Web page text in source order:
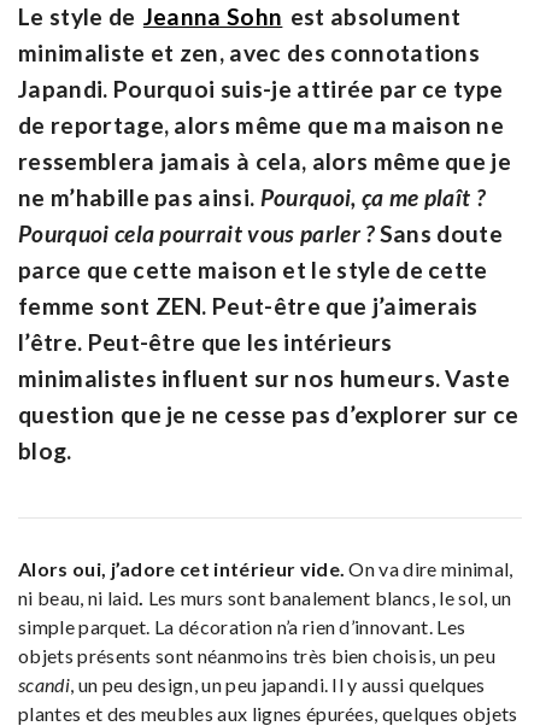
Le style de Jeanna Sohn est absolument
minimaliste et zen, avec des connotations
Japandi. Pourquoi suis-je attirée par ce type
de reportage, alors même que ma maison ne
ressemblera jamais à cela, alors même que je
ne m’habille pas ainsi. Pourquoi, ça me plaît ?
Pourquoi cela pourrait vous parler ?Sans doute
parce que cette maison et le style de cette
femme sont ZEN. Peut-être que j’aimerais
l’être. Peut-être que les intérieurs
minimalistes influent sur nos humeurs. Vaste
question que je ne cesse pas d’explorer sur ce
blog.
Alors oui, j’adore cet intérieur vide. On va dire minimal,
ni beau, ni laid. Les murs sont banalement blancs, le sol, un
simple parquet. La décoration n’a rien d’innovant. Les
objets présents sont néanmoins très bien choisis, un peu
scandi, un peu design, un peu japandi. Il y aussi quelques
plantes et des meubles aux lignes épurées, quelques objets